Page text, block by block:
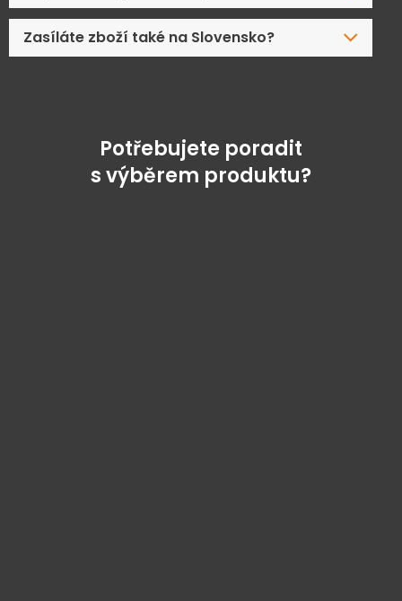
Zasíláte zboží také na Slovensko?
Potřebujete poradit
s výběrem produktu?